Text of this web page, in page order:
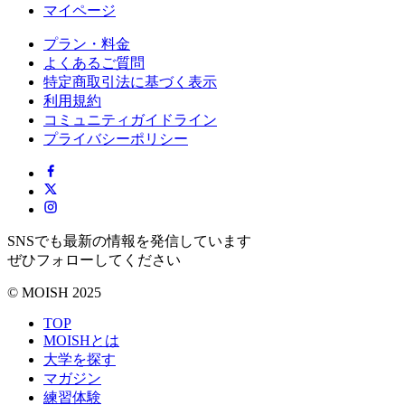
マイページ
プラン・料金
よくあるご質問
特定商取引法に基づく表示
利用規約
コミュニティガイドライン
プライバシーポリシー
SNSでも最新の情報を発信しています
ぜひフォローしてください
© MOISH 2025
TOP
MOISHとは
大学を探す
マガジン
練習体験